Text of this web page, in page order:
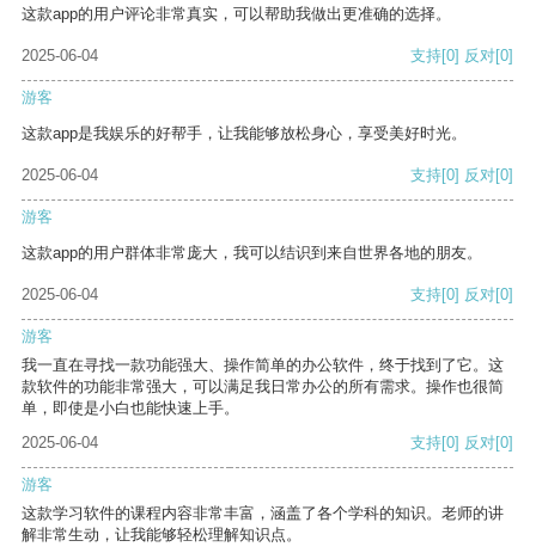
这款app的用户评论非常真实，可以帮助我做出更准确的选择。
2025-06-04 支持[0] 反对[0]
游客
这款app是我娱乐的好帮手，让我能够放松身心，享受美好时光。
2025-06-04 支持[0] 反对[0]
游客
这款app的用户群体非常庞大，我可以结识到来自世界各地的朋友。
2025-06-04 支持[0] 反对[0]
游客
我一直在寻找一款功能强大、操作简单的办公软件，终于找到了它。这
款软件的功能非常强大，可以满足我日常办公的所有需求。操作也很简
单，即使是小白也能快速上手。
2025-06-04
支持[0] 反对[0]
游客
这款学习软件的课程内容非常丰富，涵盖了各个学科的知识。老师的讲
解非常生动，让我能够轻松理解知识点。